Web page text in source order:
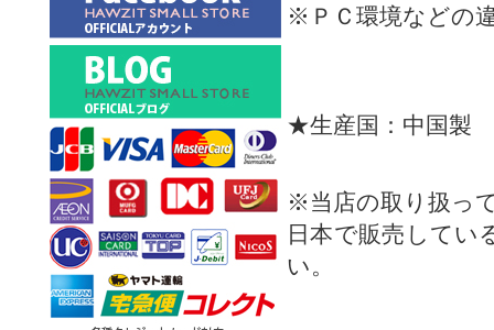
※ＰＣ環境などの
★生産国：中国製
※当店の取り扱っ
日本で販売してい
い。